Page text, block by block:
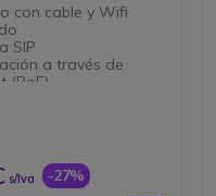
con cable y Wifi
SIP
a través de
(PoE)
con audífonos
s/Iva -27%